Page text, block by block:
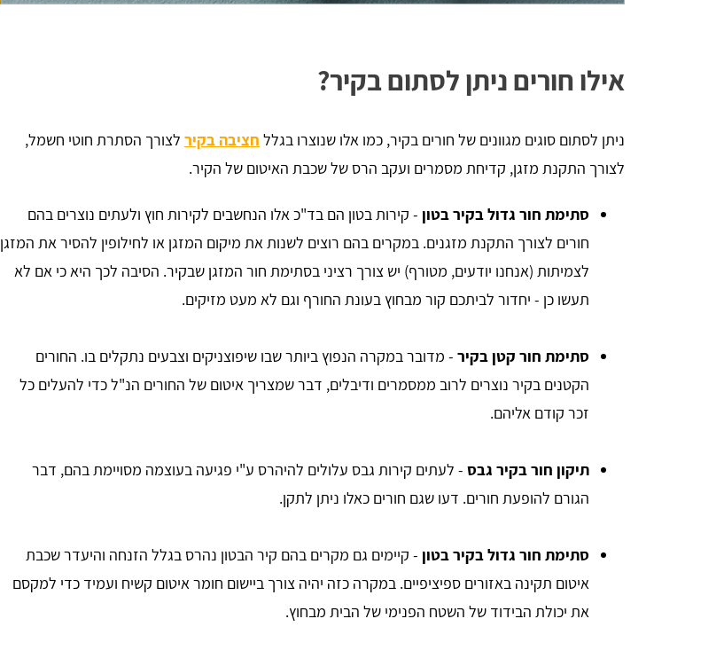
אילו חורים ניתן לסתום בקיר?
ניתן לסתום סוגים מגוונים של חורים בקיר, כמו אלו שנוצרו בגלל חציבה בקיר לצורך הסתרת חוטי חשמל,
לצורך התקנת מזגן, קדיחת מסמרים ועקב הרס של שכבת האיטום של הקיר.
סתימת חור גדול בקיר בטון - קירות בטון הם בד"כ אלו הנחשבים לקירות חוץ ולעתים נוצרים בהם
חורים לצורך התקנת מזגנים. במקרים בהם רוצים לשנות את מיקום המזגן או לחילופין להסיר את המזגן
לצמיתות (אנחנו יודעים, מטורף) יש צורך רציני בסתימת חור המזגן שבקיר. הסיבה לכך היא כי אם לא
תעשו כן - יחדור לביתכם קור מבחוץ בעונת החורף וגם לא מעט מזיקים.
סתימת חור קטן בקיר - מדובר במקרה הנפוץ ביותר שבו שיפוצניקים וצבעים נתקלים בו. החורים
הקטנים בקיר נוצרים לרוב ממסמרים ודיבלים, דבר שמצריך איטום של החורים הנ"ל כדי להעלים כל
זכר קודם אליהם.
תיקון חור בקיר גבס - לעתים קירות גבס עלולים להיהרס ע"י פגיעה בעוצמה מסויימת בהם, דבר
הגורם להופעת חורים. דעו שגם חורים כאלו ניתן לתקן.
סתימת חור גדול בקיר בטון - קיימים גם מקרים בהם קיר הבטון נהרס בגלל הזנחה והיעדר שכבת
איטום תקינה באזורים ספיציפיים. במקרה כזה יהיה צורך ביישום חומר איטום קשיח ועמיד כדי למקסם
את יכולת הבידוד של השטח הפנימי של הבית מבחוץ.